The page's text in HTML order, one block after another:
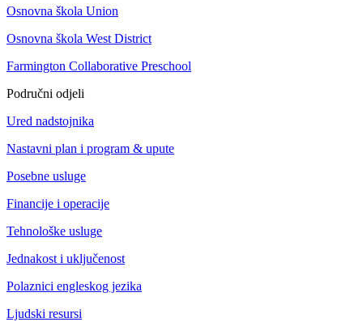
Osnovna škola Union
Osnovna škola West District
Farmington Collaborative Preschool
Područni odjeli
Ured nadstojnika
Nastavni plan i program & upute
Posebne usluge
Financije i operacije
Tehnološke usluge
Jednakost i uključenost
Polaznici engleskog jezika
Ljudski resursi